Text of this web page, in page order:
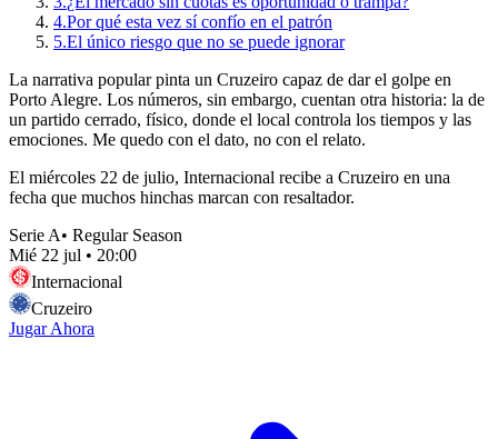
4.Por qué esta vez sí confío en el patrón
5.El único riesgo que no se puede ignorar
La narrativa popular pinta un Cruzeiro capaz de dar el golpe en
Porto Alegre. Los números, sin embargo, cuentan otra historia: la de
un partido cerrado, físico, donde el local controla los tiempos y las
emociones. Me quedo con el dato, no con el relato.
El miércoles 22 de julio, Internacional recibe a Cruzeiro en una
fecha que muchos hinchas marcan con resaltador.
Serie A• Regular Season
Mié 22 jul • 20:00
Internacional
Cruzeiro
Jugar Ahora